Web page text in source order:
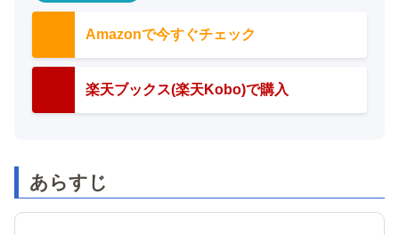
Amazonで今すぐチェック
楽天ブックス(楽天Kobo)で購入
あらすじ